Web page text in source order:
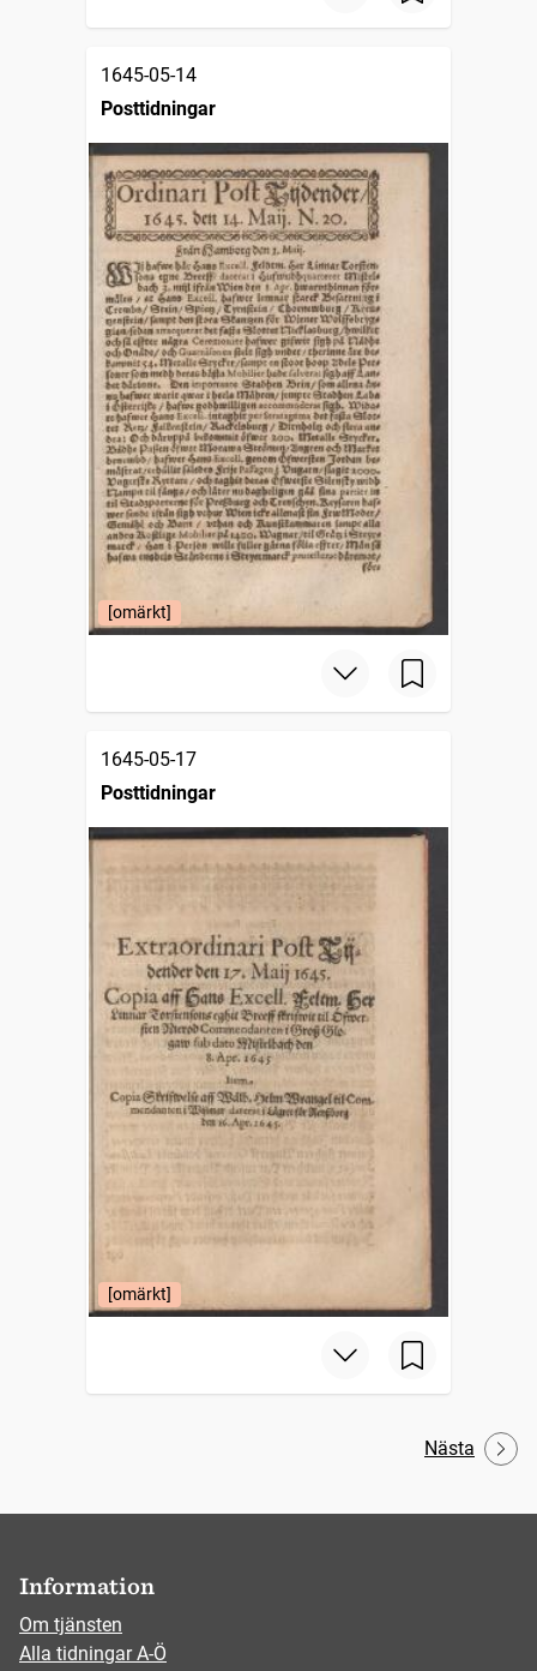
1645-05-14
Posttidningar
[omärkt]
1645-05-17
Posttidningar
[omärkt]
Nästa
Information
Om tjänsten
Alla tidningar A-Ö